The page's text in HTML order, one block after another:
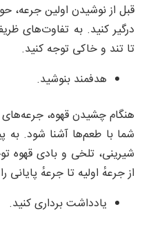
قبل از نوشیدن اولین جرعه،
درگیر کنید. به تفاوت‌های
تا تند و خاکی توجه کنید.
هدفمند بنوشید.
هنگام چشیدن قهوه،
شما با طعم‌ها آشنا شود. به
شیرینی، تلخی و بادی قهوه
از جرعهٔ اولیه تا جرعهٔ پایانی
یادداشت برداری کنید.